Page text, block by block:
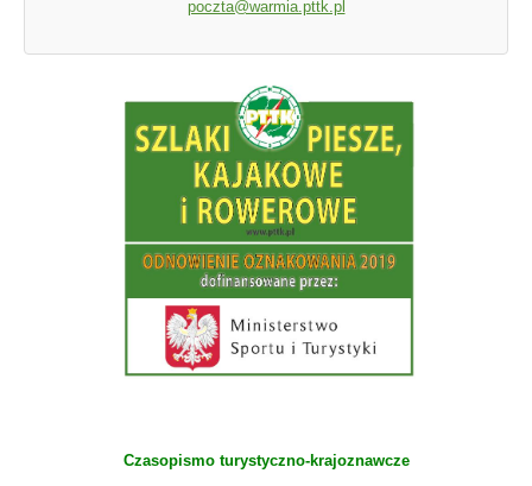
poczta@warmia.pttk.pl
Czasopismo turystyczno-krajoznawcze